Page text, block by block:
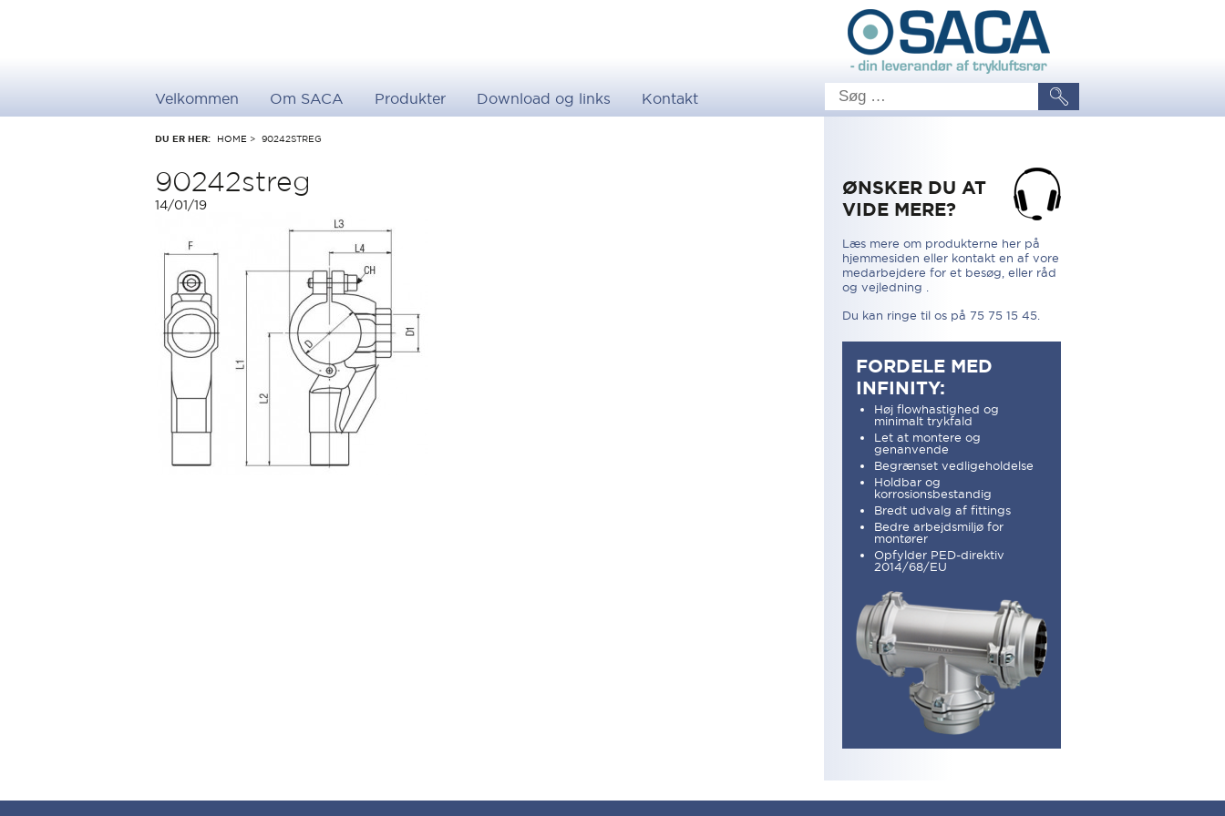
Velkommen Om SACA Produkter Download og links Kontakt
DU ER HER: HOME > 90242STREG
90242streg
14/01/19
ØNSKER DU AT
VIDE MERE?
Læs mere om produkterne her på
hjemmesiden eller kontakt en af vore
medarbejdere for et besøg, eller råd
og vejledning .
Du kan ringe til os på 75 75 15 45.
FORDELE MED
INFINITY:
Høj flowhastighed og
minimalt trykfald
Let at montere og
genanvende
Begrænset vedligeholdelse
Holdbar og
korrosionsbestandig
Bredt udvalg af fittings
Bedre arbejdsmiljø for
montører
Opfylder PED-direktiv
2014/68/EU